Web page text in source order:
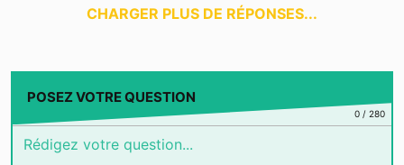
CHARGER PLUS DE RÉPONSES...
POSEZ VOTRE QUESTION
0/ 280